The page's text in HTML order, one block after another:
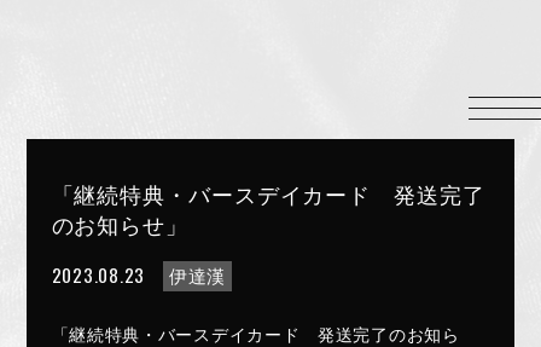
SCHEDULE
DISCOGRAPHY
MUSIC VIDEO
LYRICS
「継続特典・バースデイカード 発送完了
のお知らせ」
2023.08.23 伊達漢
「継続特典・バースデイカード 発送完了のお知ら